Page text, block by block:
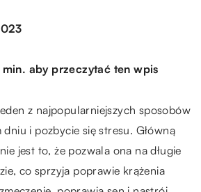
aby przeczytać ten wpis
z najpopularniejszych sposobów
i pozbycie się stresu. Główną
jest to, że pozwala ona na długie
co sprzyja poprawie krążenia